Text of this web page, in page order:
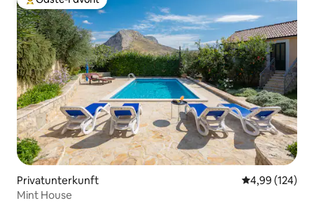
Beliebter Gäste-Favorit.
Privatunterkunft
4,99 (124)
Mint House